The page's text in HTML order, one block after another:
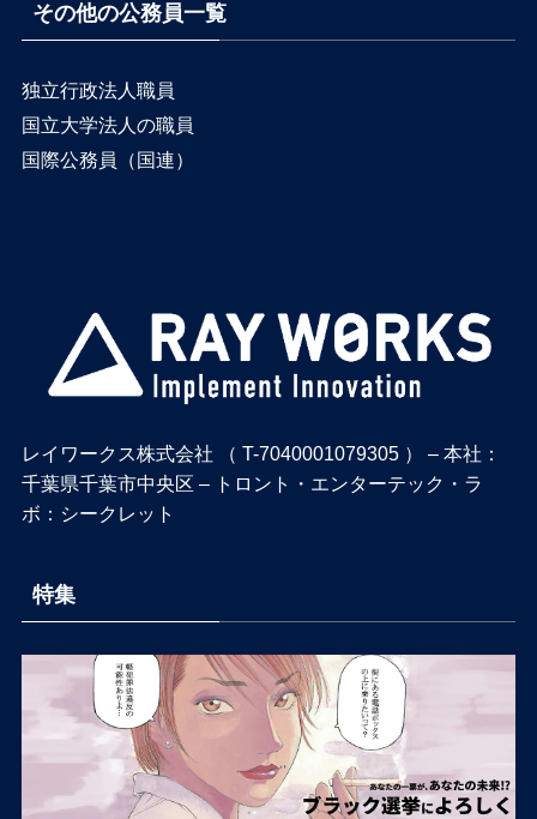
その他の公務員一覧
独立行政法人職員
国立大学法人の職員
国際公務員（国連）
レイワークス株式会社 （ T-7040001079305 ） – 本社：
千葉県千葉市中央区 – トロント・エンターテック・ラ
ボ：シークレット
特集